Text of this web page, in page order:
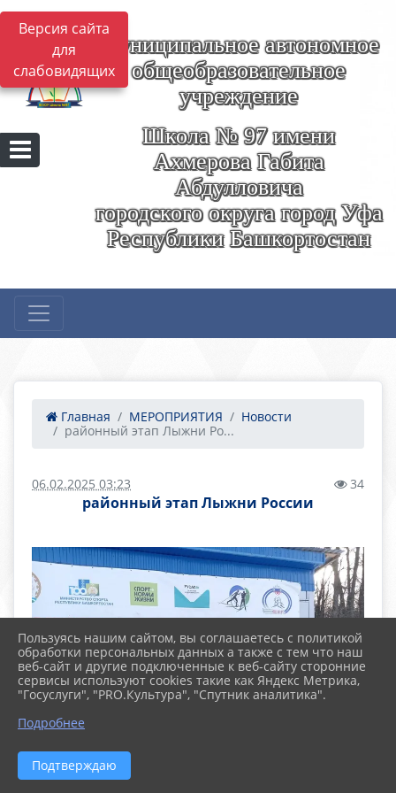
Версия сайта
для
слабовидящих
Муниципальное автономное
общеобразовательное
учреждение
Школа № 97 имени
Ахмерова Габита
Абдулловича
городского округа город Уфа
Республики Башкортостан
Главная МЕРОПРИЯТИЯ
Новости
районный этап Лыжни Ро...
06.02.2025 03:23 34
районный этап Лыжни России
Пользуясь нашим сайтом, вы соглашаетесь с политикой
обработки персональных данных а также с тем что наш
веб-сайт и другие подключенные к веб-сайту сторонние
сервисы используют cookies такие как Яндекс Метрика,
"Госуслуги", "PRO.Культура", "Спутник аналитика".
Подробнее
Подтверждаю